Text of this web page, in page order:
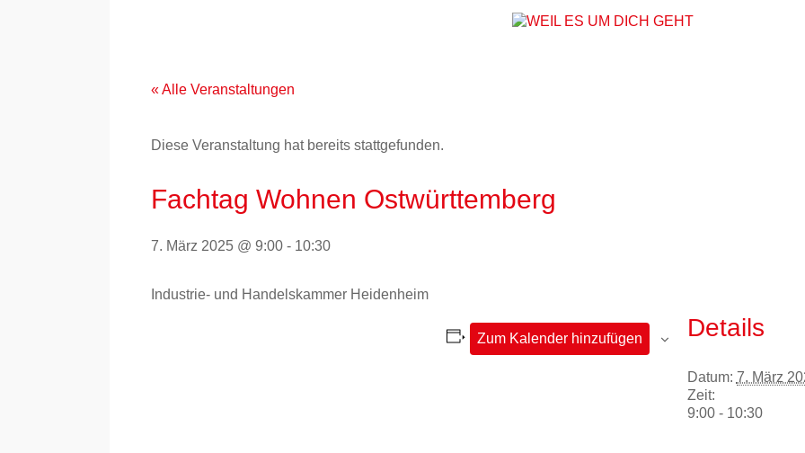
WEIL ES UM DICH
« Alle Veranstaltungen
Diese Veranstaltung hat bereits stattgefunden.
Fachtag Wohnen Ostwürttemberg
7. März 2025 @ 9:00 - 10:30
Industrie- und Handelskammer Heidenheim
Zum Kalender hinzufügen Details
Datum: 7. März
Zeit:
9:00 - 10:30